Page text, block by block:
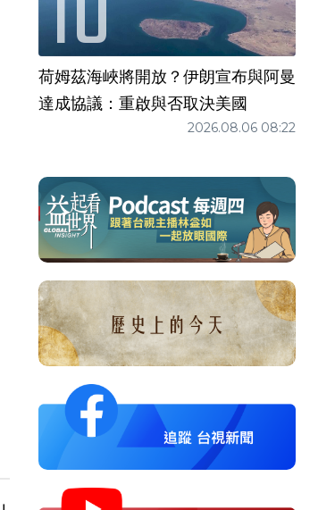
荷姆茲海峽將開放？伊朗宣布與阿曼
達成協議：重啟與否取決美國
2026.08.06 08:22